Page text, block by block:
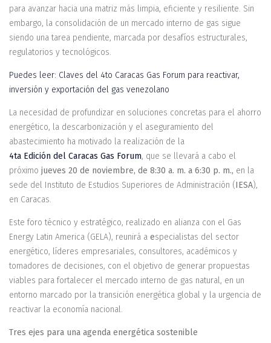
para avanzar hacia una matriz más limpia, eficiente y resiliente. Sin
embargo, la consolidación de un mercado interno de gas sigue
siendo una tarea pendiente, marcada por desafíos estructurales,
regulatorios y tecnológicos.
Puedes leer: Claves del 4to Caracas Gas Forum para reactivar,
inversión y exportación del gas venezolano
La necesidad de profundizar en soluciones concretas para el ahorro
energético, la descarbonización y el aseguramiento del
abastecimiento ha motivado la realización de la
4ta Edición del Caracas Gas Forum, que se llevará a cabo el
próximo jueves 20 de noviembre, de 8:30 a. m. a 6:30 p. m., en la
sede del Instituto de Estudios Superiores de Administración (IESA),
en Caracas.
Este foro técnico y estratégico, realizado en alianza con el Gas
Energy Latin America (GELA), reunirá a especialistas del sector
energético, líderes empresariales, consultores, académicos y
tomadores de decisiones, con el objetivo de generar propuestas
viables para fortalecer el mercado interno de gas natural, en un
entorno marcado por la transición energética global y la urgencia de
reactivar la economía nacional.
Tres ejes para una agenda energética sostenible